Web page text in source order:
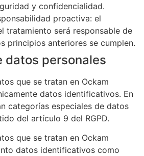
y confidencialidad.
proactiva: el
tratamiento será responsable de
principios anteriores se cumplen.
datos personales
que se tratan en Ockam
datos identificativos. En
categorías especiales de datos
del artículo 9 del RGPD.
que se tratan en Ockam
datos identificativos como